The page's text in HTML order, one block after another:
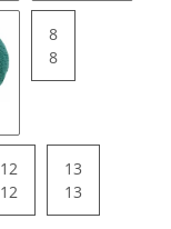
8
8
12
12
13
13